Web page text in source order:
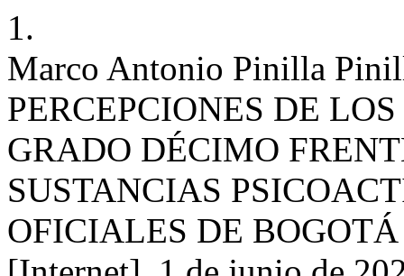
1.
Marco Antonio Pinilla
PERCEPCIONES DE
GRADO DÉCIMO
SUSTANCIAS
OFICIALES DE